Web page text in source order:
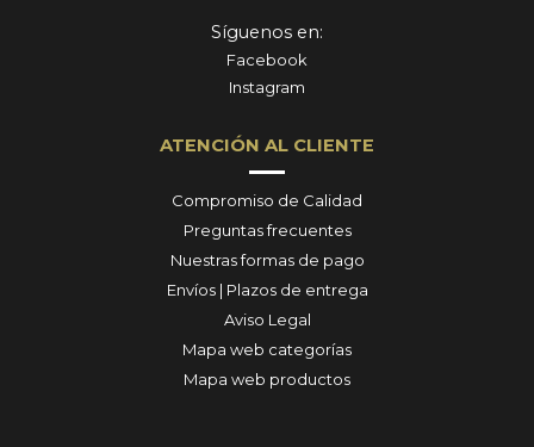
Síguenos en:
Facebook
Instagram
ATENCIÓN AL CLIENTE
Compromiso de Calidad
Preguntas frecuentes
Nuestras formas de pago
Envíos | Plazos de entrega
Aviso Legal
Mapa web categorías
Mapa web productos